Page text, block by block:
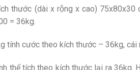
thước (dài x rộng x cao) 75x80x30
= 36kg.
cước theo kích thước – 36kg, cái
thể tích theo kích thước lại ra 36kg.